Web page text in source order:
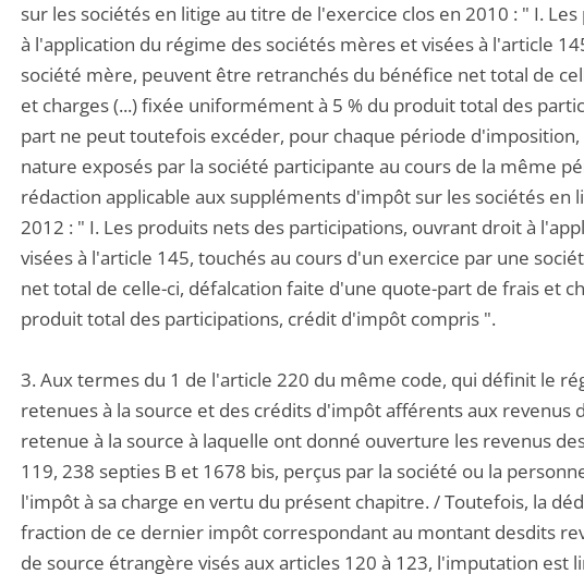
sur les sociétés en litige au titre de l'exercice clos en 2010 : " I.
à l'application du régime des sociétés mères et visées à l'article
société mère, peuvent être retranchés du bénéfice net total de
et charges (...) fixée uniformément à 5 % du produit total des
part ne peut toutefois excéder, pour chaque période
nature exposés par la société participante au cours de la même
rédaction applicable aux suppléments d'impôt sur les sociétés en
2012 : " I. Les produits nets des participations, ouvrant droit à
visées à l'article 145, touchés au cours d'un exercice par une
net total de celle-ci, défalcation faite d'une quote-part de frais et
produit total des participations, crédit d'impôt compris ".
3. Aux termes du 1 de l'article 220 du même code, qui définit le
retenues à la source et des crédits d'impôt afférents aux revenus
retenue à la source à laquelle ont donné ouverture les revenus
119, 238 septies B et 1678 bis, perçus par la société ou la
l'impôt à sa charge en vertu du présent chapitre. / Toutefois, la
fraction de ce dernier impôt correspondant au montant desdits
de source étrangère visés aux articles 120 à 123, l'imputation